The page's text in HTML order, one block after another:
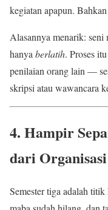
kegiatan apapun.
Alasannya menarik: seni
hanyaberlatih. Proses
penilaian orang lain —
skripsi atau wawancara
4. Hampir
dari
Semester tiga adalah